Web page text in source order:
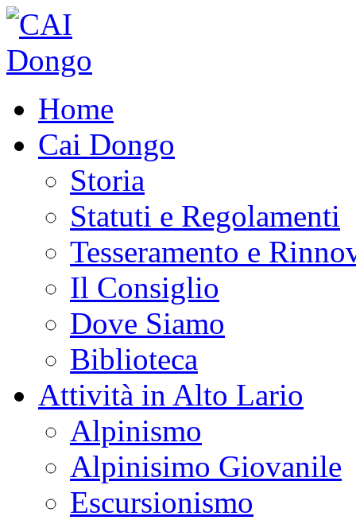
Home
Cai Dongo
Storia
Statuti e Regolamenti
Tesseramento e
Il Consiglio
Dove Siamo
Biblioteca
Attività in Alto Lario
Alpinismo
Alpinisimo Giovanile
Escursionismo